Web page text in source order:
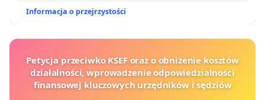
NIEPEŁNOSPRAWNOŚCI
Informacja o przejrzystości
Petycja przeciwko KSEF oraz o obniżenie kosztów
działalności, wprowadzenie odpowiedzialności
finansowej kluczowych urzędników i sędziów